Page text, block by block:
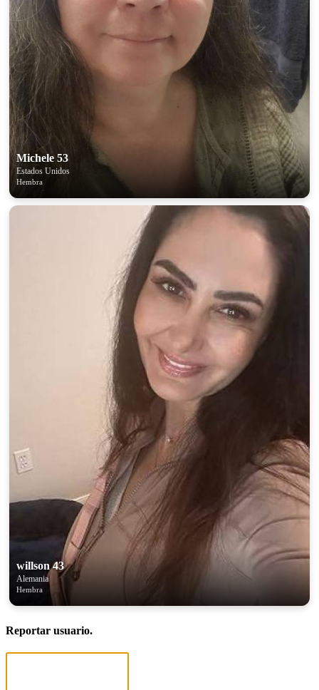
Michele 53
Estados Unidos
Hembra
willson 43
Alemania
Hembra
Reportar usuario.